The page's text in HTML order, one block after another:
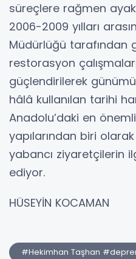
süreçlere rağmen
2006-2009 yılları
Müdürlüğü tarafından
restorasyon
güçlendirilerek
hâlâ kullanılan tarihi
Anadolu’daki en
yapılarından biri
yabancı ziyaretçilerin
ediyor.
HÜSEYİN KOCAMAN
#Hekimhan Taşhan